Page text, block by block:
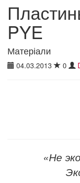
PYE
Матеріали
04.03.2013 0
«Не